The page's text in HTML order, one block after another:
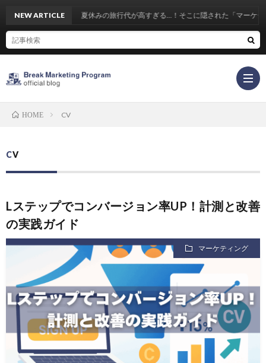
NEW ARTICLE 夏休みの旅行代が高すぎる…！そこに隠された「マーケティン
HOME CV
CV
Lステップでコンバージョン率UP！計測と改善
の実践ガイド
マーケティング